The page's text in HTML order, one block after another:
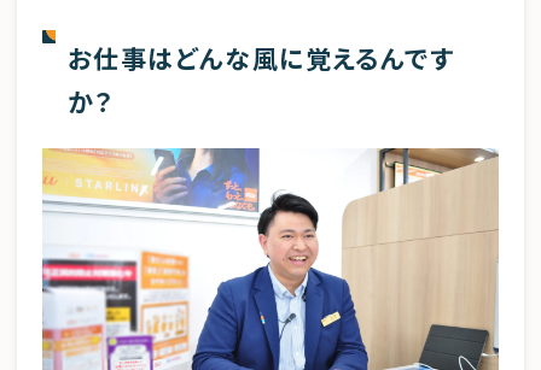
お仕事はどんな風に覚えるんです
か？